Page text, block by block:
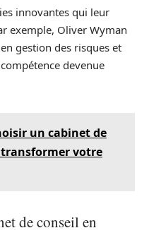
innovantes qui leur
exemple, Oliver Wyman
gestion des risques et
devenue
un cabinet de
votre
de conseil en